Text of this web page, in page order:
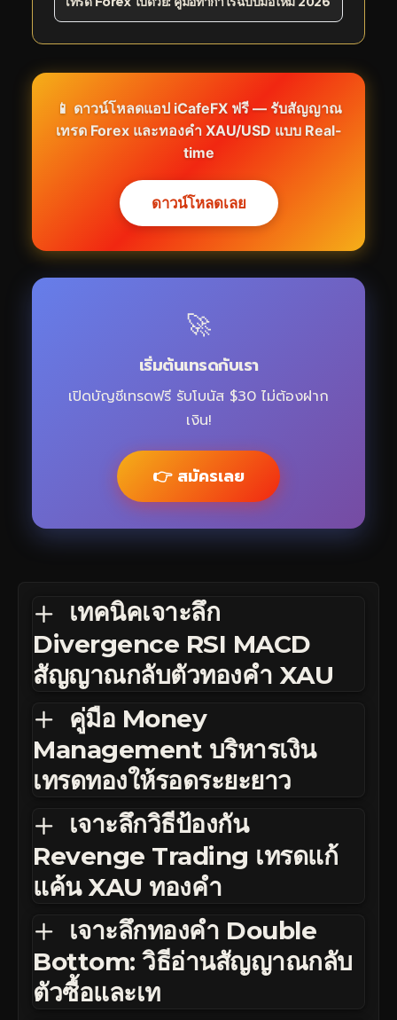
📱 ดาวน์โหลดแอป iCafeFX ฟรี — รับสัญญาณ
เทรด Forex และทองคำ XAU/USD แบบ Real-
time
ดาวน์โหลดเลย
🚀
เริ่มต้นเทรดกับเรา
เปิดบัญชีเทรดฟรี รับโบนัส $30 ไม่ต้องฝาก
เงิน!
👉 สมัครเลย
เทคนิคเจาะลึก
Divergence RSI MACD
สัญญาณกลับตัวทองคำ XAU
คู่มือ Money
Management บริหารเงิน
เทรดทองให้รอดระยะยาว
เจาะลึกวิธีป้องกัน
Revenge Trading เทรดแก้
แค้น XAU ทองคำ
เจาะลึกทองคำ Double
Bottom: วิธีอ่านสัญญาณกลับ
ตัวซื้อและเท